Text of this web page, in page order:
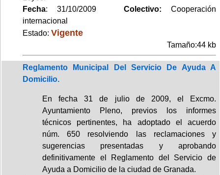
Fecha: 31/10/2009Colectivo:Cooperación
internacional
Estado: Vigente
Tamaño:44 kb
Reglamento Municipal Del Servicio De Ayuda A
Domicilio.
En fecha 31 de julio de 2009, el Excmo.
Ayuntamiento Pleno, previos los informes
técnicos pertinentes, ha adoptado el acuerdo
núm. 650 resolviendo las reclamaciones y
sugerencias presentadas y aprobando
definitivamente el Reglamento del Servicio de
Ayuda a Domicilio de la ciudad de Granada.